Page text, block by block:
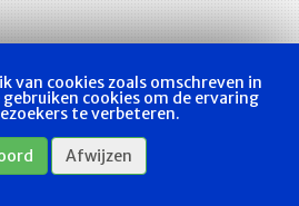
van cookies zoals omschreven in
gebruiken cookies om de ervaring
te verbeteren.
Afwijzen